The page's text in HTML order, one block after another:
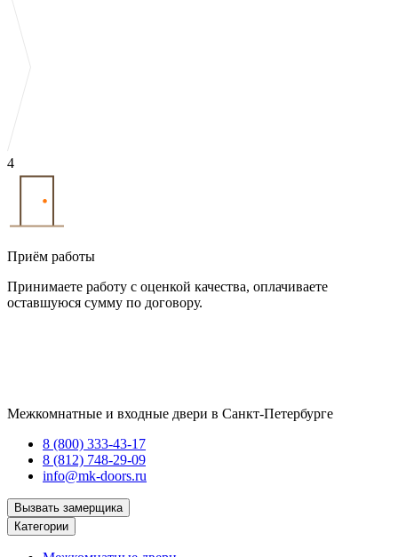
4
Приём работы
Принимаете работу с оценкой качества, оплачиваете
оставшуюся сумму по договору.
Межкомнатные и входные двери в Санкт-Петербурге
8 (800) 333-43-17
8 (812) 748-29-09
info@mk-doors.ru
Вызвать замерщика
Категории